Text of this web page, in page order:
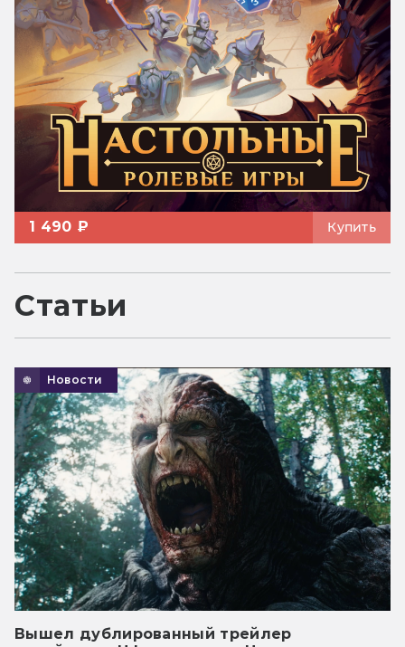
1 490 ₽ Купить
Статьи
Новости
Вышел дублированный трейлер